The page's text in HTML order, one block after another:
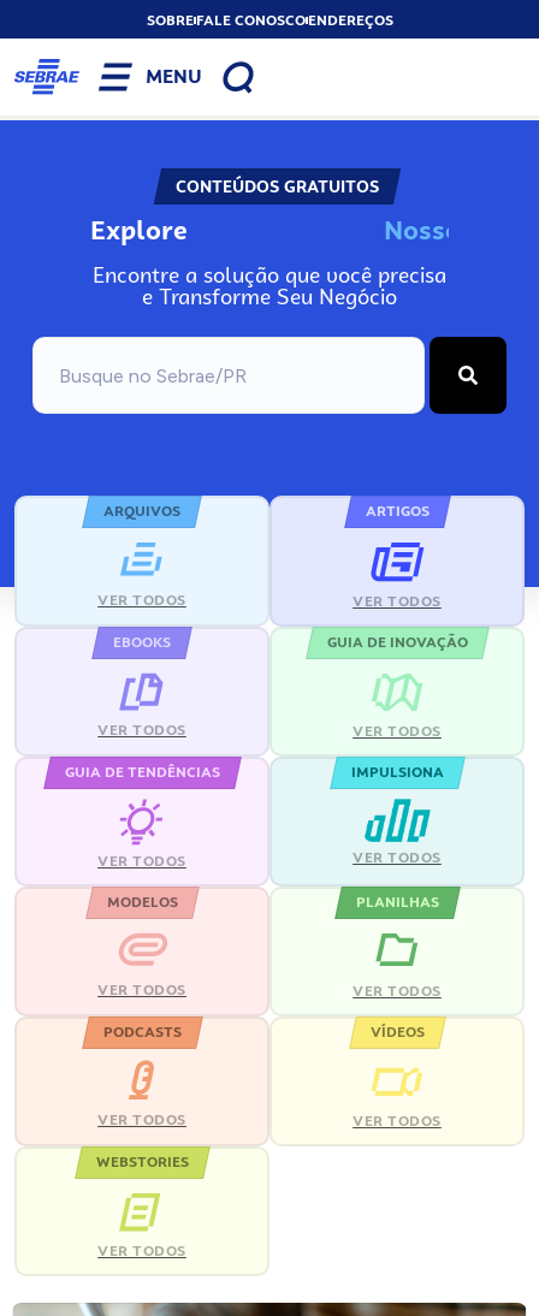
SOBREFALE CONOSCOENDEREÇOS
MENU
CONTEÚDOS GRATUITOS
Explore No
Encontre a solução que você precisa
e Transforme Seu Negócio
ARQUIVOS
VER TODOS
ARTIGOS
VER TODOS
EBOOKS
VER TODOS
GUIA DE INOVAÇÃO
VER TODOS
GUIA DE TENDÊNCIAS
VER TODOS
IMPULSIONA
VER TODOS
MODELOS
VER TODOS
PLANILHAS
VER TODOS
PODCASTS
VER TODOS
VÍDEOS
VER TODOS
WEBSTORIES
VER TODOS